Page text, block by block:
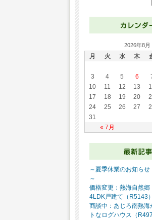
2026年8月
月 火 水 木
« 7月
3
4 5 6
10
11 12 13
17
18 19 20
24
25 26 27
31
～夏季休業のお知らせ
～
価格変更：熱海自然郷
4LDK戸建て（R5143）
商談中：あじろ南熱海
トなログハウス（